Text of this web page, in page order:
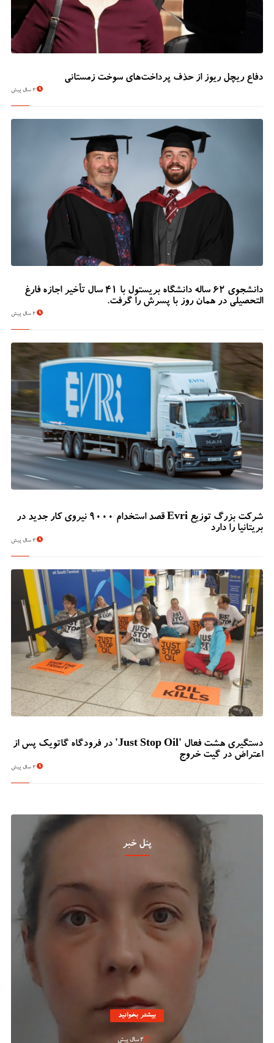
دفاع ریچل ریوز از حذف پرداخت‌های سوخت زمستانی
2 سال پیش
دانشجوی 62 ساله دانشگاه بریستول با 41 سال تأخیر اجازه فارغ
التحصیلی در همان روز با پسرش را گرفت.
2 سال پیش
شرکت بزرگ توزیع Evri قصد استخدام ۹۰۰۰ نیروی کار جدید در
بریتانیا را دارد
2 سال پیش
دستگیری هشت فعال 'Just Stop Oil' در فرودگاه گاتویک پس از
اعتراض در گیت خروج
2 سال پیش
پنل خبر
بیشتر بخوانید
2 سال پیش